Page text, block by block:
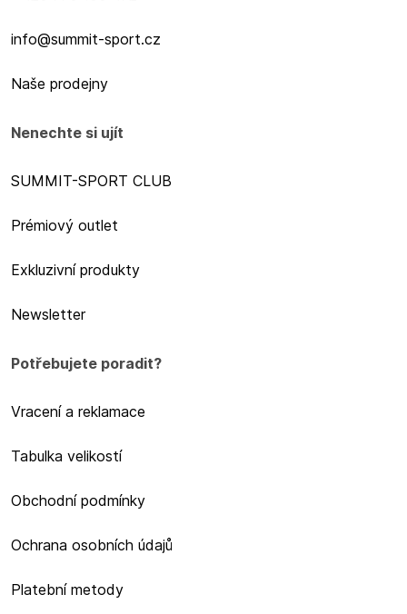
info@summit-sport.cz
Naše prodejny
Nenechte si ujít
SUMMIT-SPORT CLUB
Prémiový outlet
Exkluzivní produkty
Newsletter
Potřebujete poradit?
Vracení a reklamace
Tabulka velikostí
Obchodní podmínky
Ochrana osobních údajů
Platební metody